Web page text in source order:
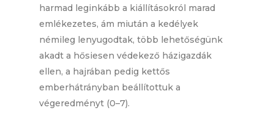
harmad leginkább a kiállításokról marad
emlékezetes, ám miután a kedélyek
némileg lenyugodtak, több lehetőségünk
akadt a hősiesen védekező házigazdák
ellen, a hajrában pedig kettős
emberhátrányban beállítottuk a
végeredményt (0–7).